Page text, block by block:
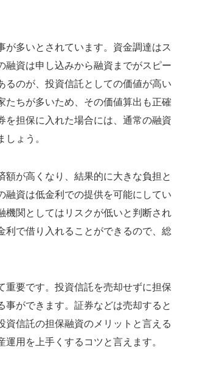
多いとされています。資金調達はス
融資は申し込みから融資までがスピー
のが、投資信託としての価値が高い
たちが多いため、その価値算出も正確
担保に入れた場合には、通常の融資
ょう。
が高くなり、結果的に大きな負担と
資は低金利での提供を可能にしてい
機関としてはリスクが低いと判断され
利で借り入れることができるので、総
要です。投資信託を売却せずに担保
ができます。証券などは売却すると
信託の担保融資のメリットと言える
用を上手くするコツと言えます。